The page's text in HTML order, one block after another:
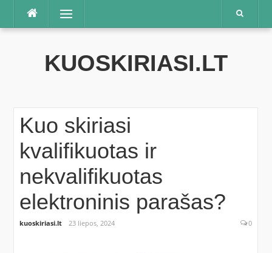
Praleisti
Meniu
KUOSKIRIASI.LT
Kuo skiriasi
kvalifikuotas ir
nekvalifikuotas
elektroninis parašas?
kuoskiriasi.lt 23 liepos, 2024 0